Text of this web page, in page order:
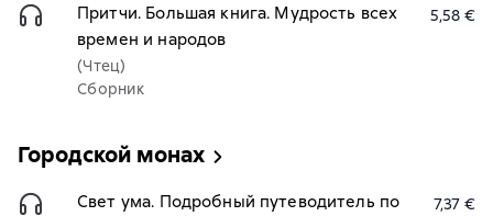
Притчи. Большая книга. Мудрость всех
времен и народов
(Чтец)
Сборник
5,58 €
Городской монах
Свет ума. Подробный путеводитель по
7,37 €